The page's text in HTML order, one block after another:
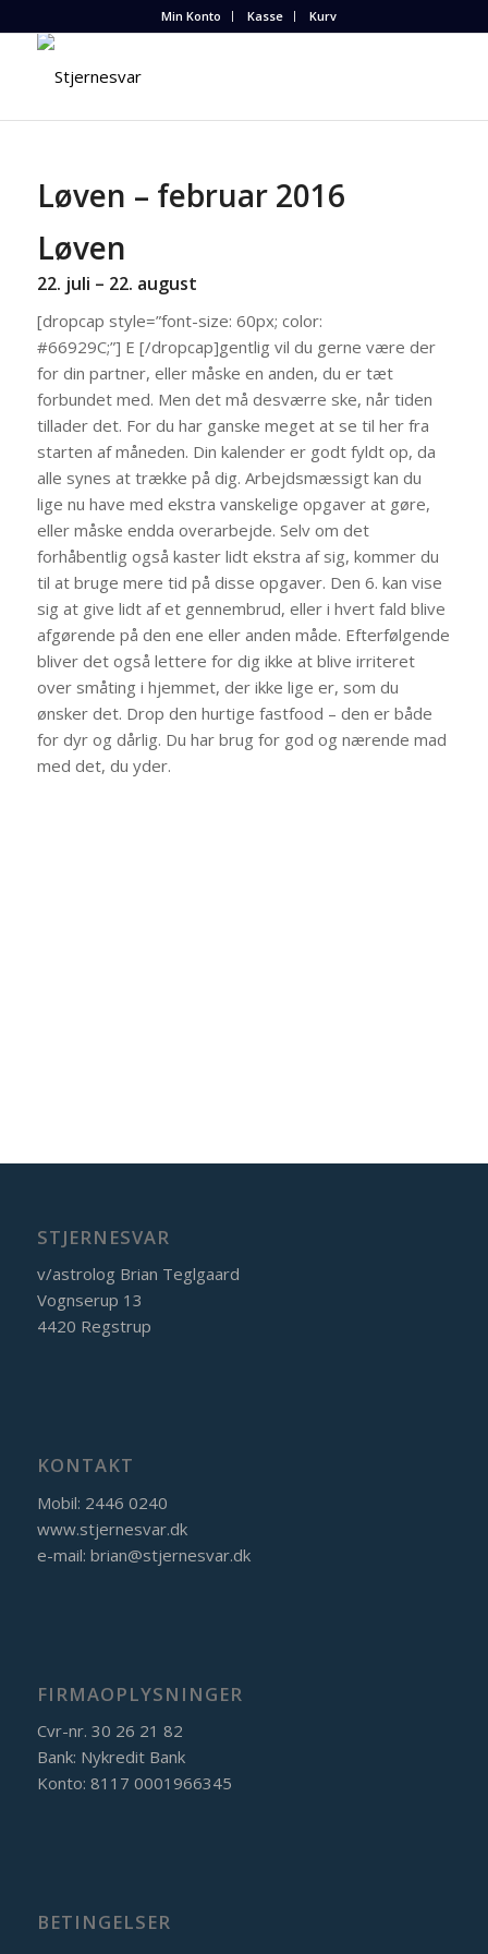
Min Konto Kasse Kurv
Løven – februar 2016
Løven
22. juli – 22. august
[dropcap style=”font-size: 60px; color:
#66929C;”] E [/dropcap]gentlig vil du gerne være der
for din partner, eller måske en anden, du er tæt
forbundet med. Men det må desværre ske, når tiden
tillader det. For du har ganske meget at se til her fra
starten af måneden. Din kalender er godt fyldt op, da
alle synes at trække på dig. Arbejdsmæssigt kan du
lige nu have med ekstra vanskelige opgaver at gøre,
eller måske endda overarbejde. Selv om det
forhåbentlig også kaster lidt ekstra af sig, kommer du
til at bruge mere tid på disse opgaver. Den 6. kan vise
sig at give lidt af et gennembrud, eller i hvert fald blive
afgørende på den ene eller anden måde. Efterfølgende
bliver det også lettere for dig ikke at blive irriteret
over småting i hjemmet, der ikke lige er, som du
ønsker det. Drop den hurtige fastfood – den er både
for dyr og dårlig. Du har brug for god og nærende mad
med det, du yder.
STJERNESVAR
v/astrolog Brian Teglgaard
Vognserup 13
4420 Regstrup
KONTAKT
Mobil: 2446 0240
www.stjernesvar.dk
e-mail: brian@stjernesvar.dk
FIRMAOPLYSNINGER
Cvr-nr. 30 26 21 82
Bank: Nykredit Bank
Konto: 8117 0001966345
BETINGELSER